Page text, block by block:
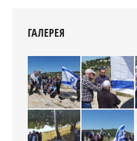
ГАЛЕРЕЯ